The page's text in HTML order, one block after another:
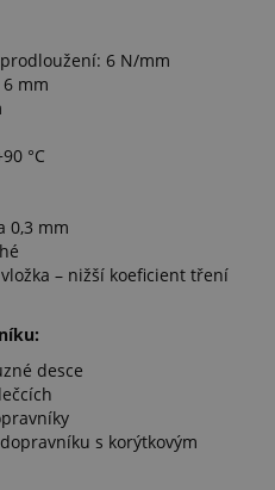
6 N/mm
mm
°C
0,3 mm
– nižší koeficient tření
desce
s korýtkovým